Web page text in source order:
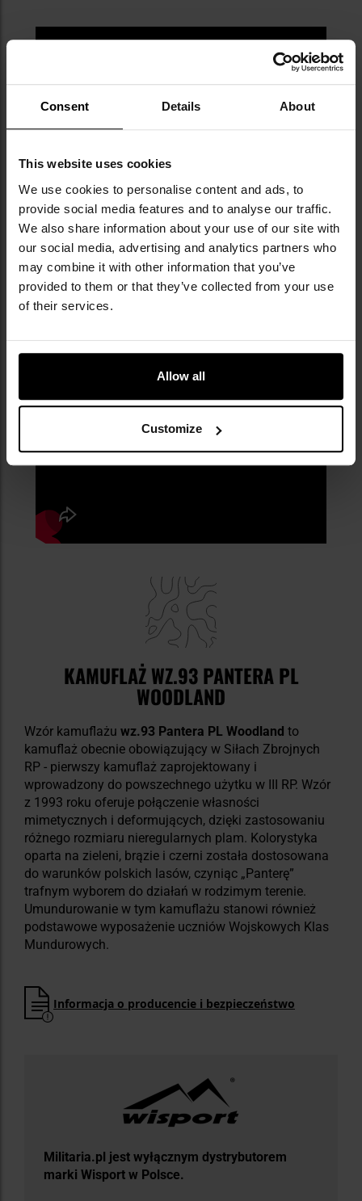
Consent Details About
This website uses cookies
We use cookies to personalise content and ads, to
provide social media features and to analyse our traffic.
We also share information about your use of our site with
our social media, advertising and analytics partners who
may combine it with other information that you’ve
provided to them or that they’ve collected from your use
of their services.
Allow all
Customize
KAMUFLAŻ WZ.93 PANTERA PL
WOODLAND
Wzór kamuflażu wz.93 Pantera PL Woodland to
kamuflaż obecnie obowiązujący w Siłach Zbrojnych
RP - pierwszy kamuflaż zaprojektowany i
wprowadzony do powszechnego użytku w III RP. Wzór
z 1993 roku oferuje połączenie własności
mimetycznych i deformujących, dzięki zastosowaniu
różnego rozmiaru nieregularnych plam. Kolorystyka
oparta na zieleni, brązie i czerni została dostosowana
do warunków polskich lasów, czyniąc „Panterę”
trafnym wyborem do działań w rodzimym terenie.
Umundurowanie w tym kamuflażu stanowi również
podstawowe wyposażenie uczniów Wojskowych Klas
Mundurowych.
Informacja o producencie i bezpieczeństwo
Militaria.pl jest wyłącznym dystrybutorem
marki Wisport w Polsce.